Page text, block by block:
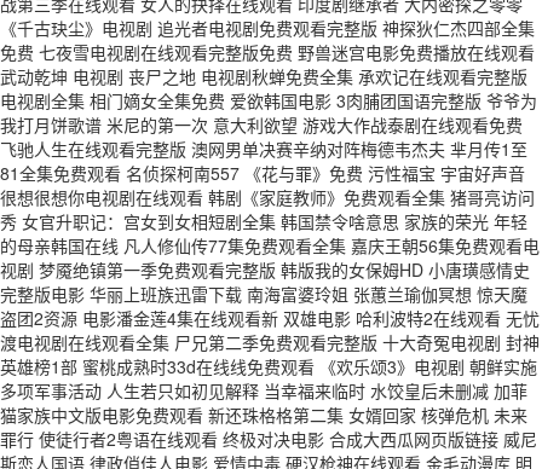
《千古玦尘》电视剧 追光者电视剧免费观看完整版 神探狄仁杰四部全集
免费 七夜雪电视剧在线观看完整版免费 野兽迷宫电影免费播放在线观看
武动乾坤 电视剧 丧尸之地 电视剧秋蝉免费全集 承欢记在线观看完整版
电视剧全集 相门嫡女全集免费 爱欲韩国电影 3肉脯团国语完整版 爷爷为
我打月饼歌谱 米尼的第一次 意大利欲望 游戏大作战泰剧在线观看免费
飞驰人生在线观看完整版 澳网男单决赛辛纳对阵梅德韦杰夫 芈月传1至
81全集免费观看 名侦探柯南557 《花与罪》免费 污性福宝 宇宙好声音
很想很想你电视剧在线观看 韩剧《家庭教师》免费观看全集 猪哥亮访问
秀 女官升职记：宫女到女相短剧全集 韩国禁令啥意思 家族的荣光 年轻
的母亲韩国在线 凡人修仙传77集免费观看全集 嘉庆王朝56集免费观看电
视剧 梦魇绝镇第一季免费观看完整版 韩版我的女保姆HD 小唐璜感情史
完整版电影 华丽上班族迅雷下载 南海富婆玲姐 张蕙兰瑜伽冥想 惊天魔
盗团2资源 电影潘金莲4集在线观看新 双雄电影 哈利波特2在线观看 无忧
渡电视剧在线观看全集 尸兄第二季免费观看完整版 十大奇冤电视剧 封神
英雄榜1部 蜜桃成熟时33d在线线免费观看 《欢乐颂3》电视剧 朝鲜实施
多项军事活动 人生若只如初见解释 当幸福来临时 水饺皇后未删减 加菲
猫家族中文版电影免费观看 新还珠格格第二集 女婿回家 核弹危机 未来
罪行 使徒行者2粤语在线观看 终极对决电影 合成大西瓜网页版链接 威尼
斯恋人国语 律政俏佳人电影 爱情中毒 硬汉枪神在线观看 金毛动漫库 明